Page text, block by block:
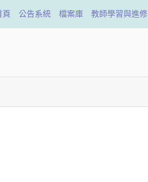
頁(current)
公告系統 檔案庫 教師學習與進修